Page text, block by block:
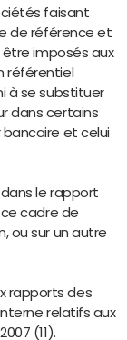
faisant
de référence et
imposés aux
référentiel
à se substituer
dans certains
et celui
le rapport
cadre de
ou sur un autre
rapports des
relatifs aux
(11).